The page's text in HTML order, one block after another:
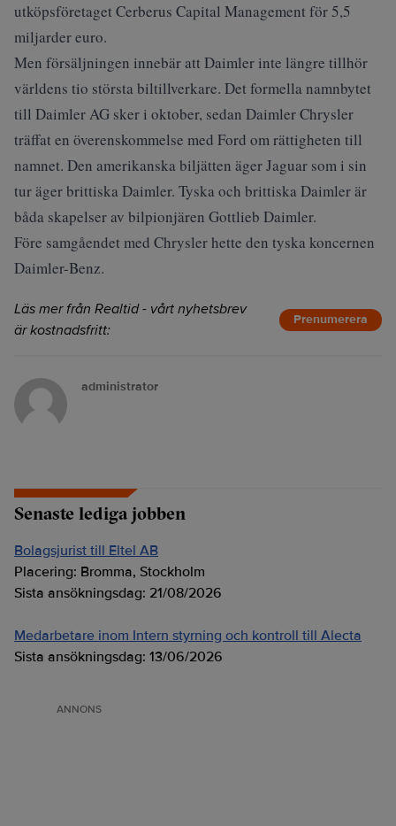
utköpsföretaget Cerberus Capital Management för 5,5
miljarder euro.
Men försäljningen innebär att Daimler inte längre tillhör
världens tio största biltillverkare. Det formella namnbytet
till Daimler AG sker i oktober, sedan Daimler Chrysler
träffat en överenskommelse med Ford om rättigheten till
namnet. Den amerikanska biljätten äger Jaguar som i sin
tur äger brittiska Daimler. Tyska och brittiska Daimler är
båda skapelser av bilpionjären Gottlieb Daimler.
Före samgåendet med Chrysler hette den tyska koncernen
Daimler-Benz.
Läs mer från Realtid - vårt nyhetsbrev
är kostnadsfritt:
Prenumerera
administrator
Senaste lediga jobben
Bolagsjurist till Eltel AB
Placering: Bromma, Stockholm
Sista ansökningsdag: 21/08/2026
Medarbetare inom Intern styrning och kontroll till Alecta
Sista ansökningsdag: 13/06/2026
ANNONS